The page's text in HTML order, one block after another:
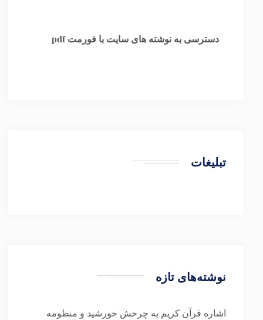
دسترسی به نوشته های سایت با فورمت pdf
تبلیغات
نوشته‌های تازه
اشاره قرآن کریم به چرخش خورشید و منظومه